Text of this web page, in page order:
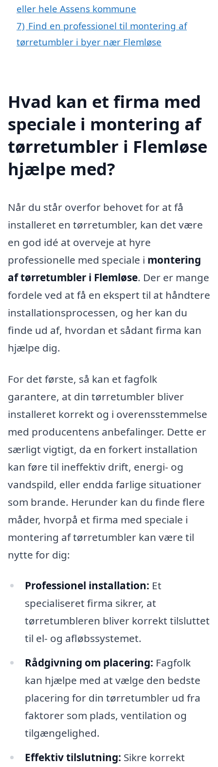
eller hele Assens kommune
7) Find en professionel til montering af
tørretumbler i byer nær Flemløse
Hvad kan et firma med
speciale i montering af
tørretumbler i Flemløse
hjælpe med?
Når du står overfor behovet for at få
installeret en tørretumbler, kan det være
en god idé at overveje at hyre
professionelle med speciale i montering
af tørretumbler i Flemløse. Der er mange
fordele ved at få en ekspert til at håndtere
installationsprocessen, og her kan du
finde ud af, hvordan et sådant firma kan
hjælpe dig.
For det første, så kan et fagfolk
garantere, at din tørretumbler bliver
installeret korrekt og i overensstemmelse
med producentens anbefalinger. Dette er
særligt vigtigt, da en forkert installation
kan føre til ineffektiv drift, energi- og
vandspild, eller endda farlige situationer
som brande. Herunder kan du finde flere
måder, hvorpå et firma med speciale i
montering af tørretumbler kan være til
nytte for dig:
Professionel installation: Et
specialiseret firma sikrer, at
tørretumbleren bliver korrekt tilsluttet
til el- og afløbssystemet.
Rådgivning om placering: Fagfolk
kan hjælpe med at vælge den bedste
placering for din tørretumbler ud fra
faktorer som plads, ventilation og
tilgængelighed.
Effektiv tilslutning: Sikre korrekt